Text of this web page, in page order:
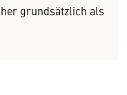
grundsätzlich als